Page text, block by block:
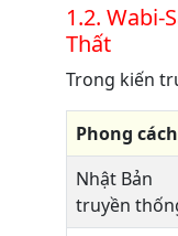
1.2. Wabi-
Thất
Trong kiến
Phong cách
Nhật Bản
truyền